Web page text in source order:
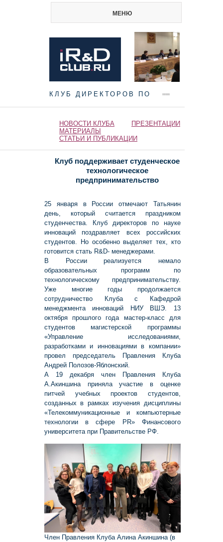
МЕНЮ
КЛУБ ДИРЕКТОРОВ ПО
НАУКЕ И ИННОВАЦИЯМ
НОВОСТИ КЛУБА
ПРЕЗЕНТАЦИИ
МАТЕРИАЛЫ
СТАТЬИ И ПУБЛИКАЦИИ
Клуб поддерживает студенческое
технологическое
предпринимательство
25 января в России отмечают Татьянин
день, который считается праздником
студенчества. Клуб директоров по науке
инноваций поздравляет всех российских
студентов. Но особенно выделяет тех, кто
готовится стать R&D- менеджерами.
В России реализуется немало
образовательных программ по
технологическому предпринимательству.
Уже многие годы продолжается
сотрудничество Клуба с Кафедрой
менеджмента инноваций НИУ ВШЭ. 13
октября прошлого года мастер-класс для
студентов магистерской программы
«Управление исследованиями,
разработками и инновациями в компании»
провел председатель Правления Клуба
Андрей Полозов-Яблонский.
А 19 декабря член Правления Клуба
А.Акиншина приняла участие в оценке
питчей учебных проектов студентов,
созданных в рамках изучения дисциплины
«Телекоммуникационные и компьютерные
технологии в сфере PR» Финансового
университета при Правительстве РФ.
Член Правления Клуба Алина Акиншина (в